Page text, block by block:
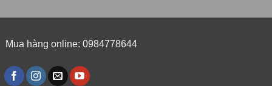
Mua hàng online: 0984778644